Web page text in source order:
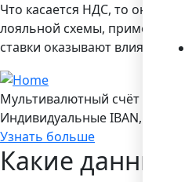
Что касается НДС, то он
лояльной схемы,
ставки оказывают влияние
Мультивалютный счёт в
Индивидуальные IBAN, 19
Узнать больше
Какие данные